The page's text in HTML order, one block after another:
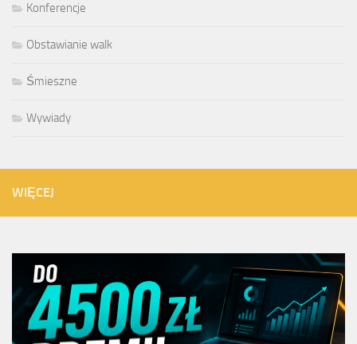
Konferencje
Obstawianie walk
Śmieszne
Wywiady
WIĘCEJ